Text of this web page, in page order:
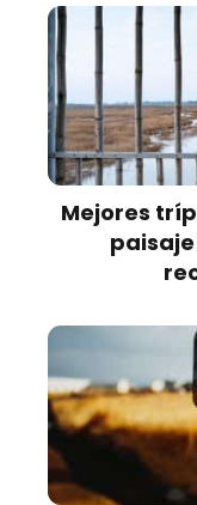
Mejores